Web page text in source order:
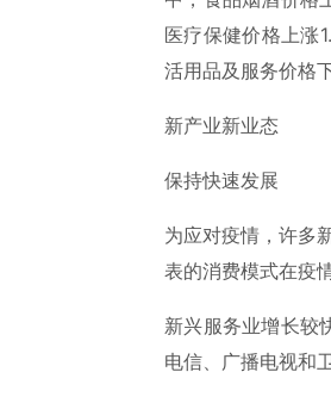
医疗保健价格上涨
活用品及服务价格
新产业新业态
保持快速发展
为应对疫情，许多
表的消费模式在疫
新兴服务业增长较
电信、广播电视和